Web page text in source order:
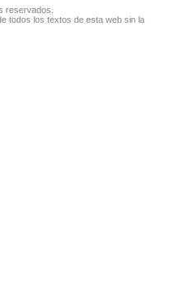
reservados.
todos los textos de esta web sin la